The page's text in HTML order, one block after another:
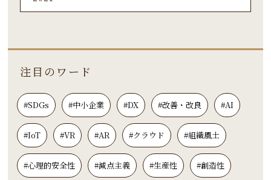
注目のワード
#SDGs #中小企業 #DX #改善・改良 #AI
#IoT #VR #AR #クラウド #組織風土
#心理的安全性 #減点主義 #生産性 #創造性